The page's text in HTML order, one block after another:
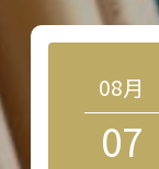
08月
07